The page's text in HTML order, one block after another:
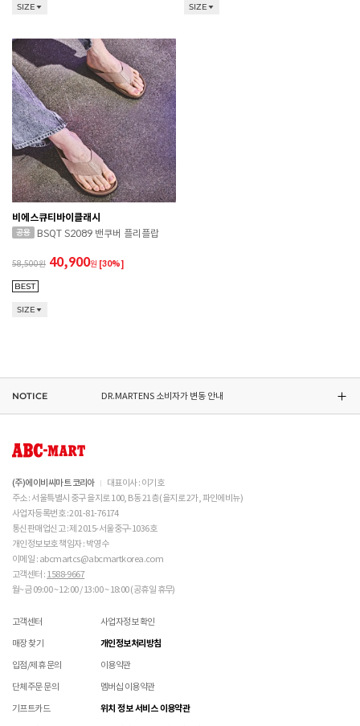
SIZE SIZE
비에스큐티바이클래시
BSQT S2089 밴쿠버 플리플랍
58,500 40,900원 [30%]
SIZE
NOTICE DR.MARTENS 소비자가 변동 안내
ASICS 소비자가 변동 안내
(주)에이비씨마트 코리아
대표이사 : 이기호
주소 : 서울특별시 중구 을지로 100, B동 21층 (을지로 2가, 파인에비뉴)
사업자등록번호 : 201-81-76174
통신판매업신고 : 제 2015-서울중구-1036호
개인정보보호 책임자 : 박영수
이메일 : abcmartcs@abcmartkorea.com
고객센터 : 1588-9667
월~금 09:00 ~ 12:00 / 13:00 ~ 18:00 (공휴일 휴무)
고객센터
매장 찾기
입점/제휴 문의
단체주문 문의
기프트카드
사업자정보 확인
개인정보처리방침
이용약관
멤버십 이용약관
위치 정보 서비스 이용약관